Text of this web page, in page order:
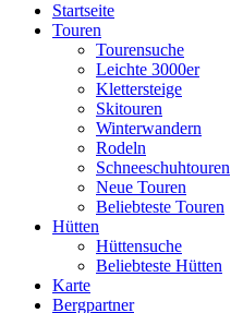
Startseite
Touren
Tourensuche
Leichte 3000er
Klettersteige
Skitouren
Winterwandern
Rodeln
Schneeschuhtouren
Neue Touren
Beliebteste Touren
Hütten
Hüttensuche
Beliebteste Hütten
Karte
Bergpartner